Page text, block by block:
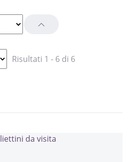
Risultati 1 - 6 di 6